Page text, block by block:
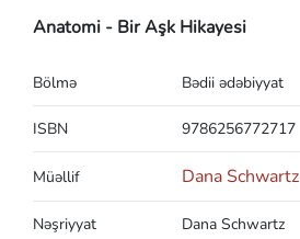
Anatomi - Bir Aşk Hikayesi
Bölmə Bədii ədəbiyyat
ISBN 9786256772717
Müəllif Dana Schwartz
Nəşriyyat Dana Schwartz